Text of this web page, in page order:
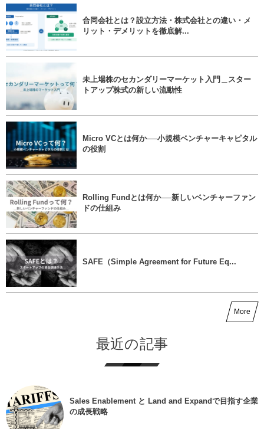
合同会社とは？設立方法・株式会社との違い・メ
リット・デメリットを徹底解...
未上場株のセカンダリーマーケット入門＿スター
トアップ株式の新しい流動性
Micro VCとは何か──小規模ベンチャーキャピタル
の役割
Rolling Fundとは何か──新しいベンチャーファン
ドの仕組み
SAFE（Simple Agreement for Future Eq...
More
最近の記事
Sales Enablement と Land and Expandで目指す企業
の成長戦略